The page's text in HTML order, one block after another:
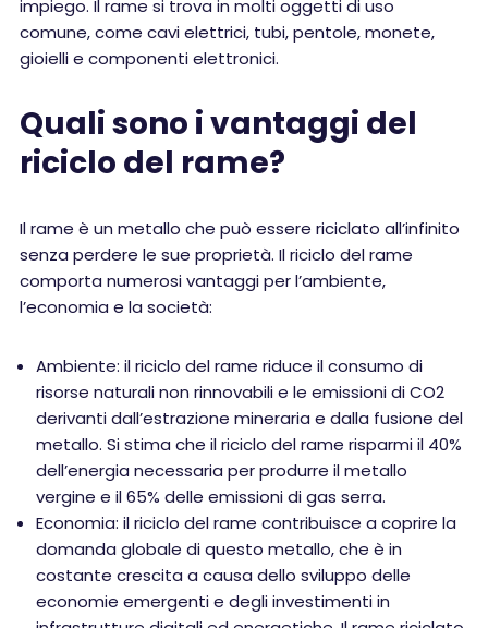
impiego. Il rame si trova in molti oggetti di uso
comune, come cavi elettrici, tubi, pentole, monete,
gioielli e componenti elettronici.
Quali sono i vantaggi del
riciclo del rame?
Il rame è un metallo che può essere riciclato all’infinito
senza perdere le sue proprietà. Il riciclo del rame
comporta numerosi vantaggi per l’ambiente,
l’economia e la società:
Ambiente: il riciclo del rame riduce il consumo di
risorse naturali non rinnovabili e le emissioni di CO2
derivanti dall’estrazione mineraria e dalla fusione del
metallo. Si stima che il riciclo del rame risparmi il 40%
dell’energia necessaria per produrre il metallo
vergine e il 65% delle emissioni di gas serra.
Economia: il riciclo del rame contribuisce a coprire la
domanda globale di questo metallo, che è in
costante crescita a causa dello sviluppo delle
economie emergenti e degli investimenti in